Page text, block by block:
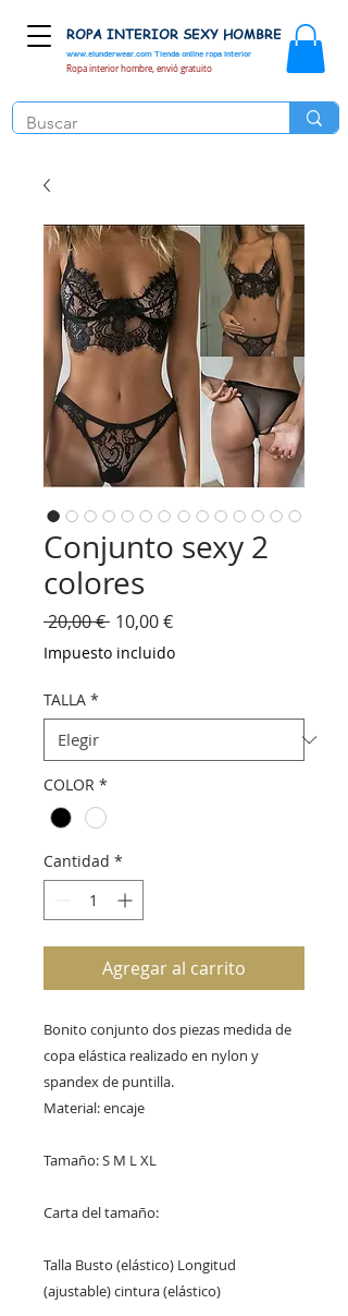
www.elunderwear.com Tienda online ropa interior
ROPA INTERIOR SEXY HOMBRE
Ropa interior hombre, envió gratuito
Conjunto sexy 2
colores
20,00 € Precio
10,00 €Precio
de
Impuesto incluido
TALLA *
COLOR *
Cantidad *
Agregar al carrito
Bonito conjunto dos piezas medida de
copa elástica realizado en nylon y
spandex de puntilla.
Material: encaje
Tamaño: S M L XL
Carta del tamaño:
Talla Busto (elástico) Longitud
(ajustable) cintura (elástico)